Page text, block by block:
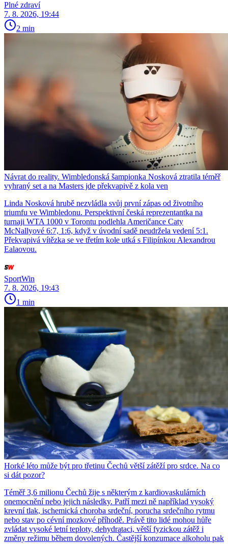
Plné zdraví
7. 8. 2026, 19:44
2 min
Návrat do reality. Wimbledonská šampionka Nosková ztratila téměř
vyhraný set a na Masters jde překvapivě z kola ven
Linda Nosková hrubě nezvládla svůj první zápas od životního
triumfu ve Wimbledonu. Perspektivní česká reprezentantka na
turnaji WTA 1000 v Torontu podlehla Američance Caty
McNallyové 6:7, 1:6, když v úvodní sadě neudržela vedení 5:1.
Překvapivá vítězka se ve třetím kole utká s Filipínkou Alexandrou
Ealaovou.
SportWin
7. 8. 2026, 19:43
1 min
Horké léto může být pro třetinu Čechů větší zátěží pro srdce. Na co
si dát pozor?
Téměř 3,6 milionu Čechů žije s některým z kardiovaskulárních
onemocnění nebo jejich následky. Patří mezi ně například vysoký
krevní tlak, ischemická choroba srdeční, porucha srdečního rytmu
nebo stav po cévní mozkové příhodě. Právě tito lidé mohou hůře
zvládat vysoké letní teploty, dehydrataci, větší fyzickou zátěž i
změny režimu během dovolených. Častější konzumace alkoholu pak